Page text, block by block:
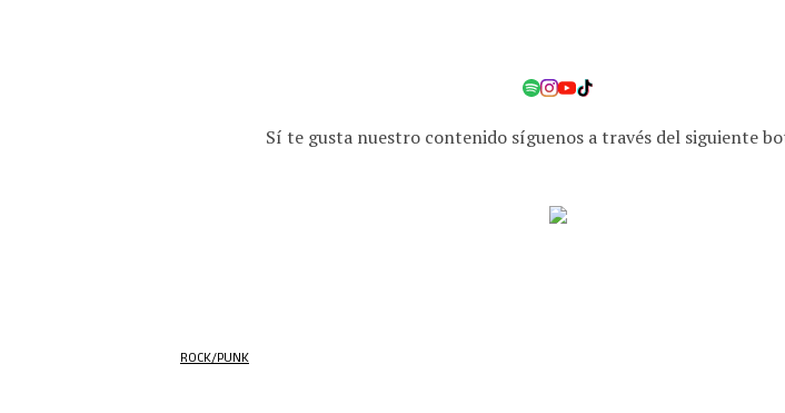
Sí te gusta nuestro contenido síguenos a través del siguiente
ROCK/PUNK